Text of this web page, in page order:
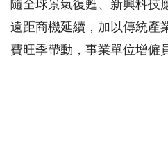
隨全球景氣復甦、新興科技
遠距商機延續，加以傳統產
費旺季帶動，事業單位增僱